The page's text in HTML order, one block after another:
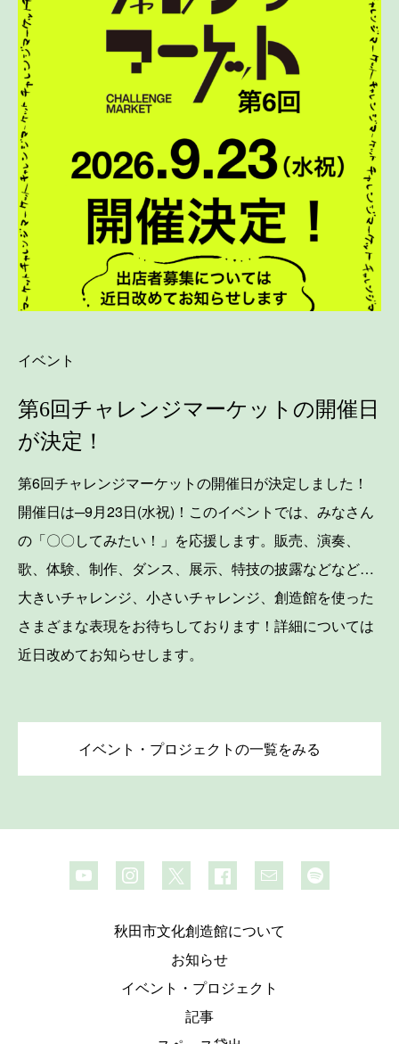
イベント
第6回チャレンジマーケットの開催日
が決定！
第6回チャレンジマーケットの開催日が決定しました！
開催日は─9月23日(水祝)！このイベントでは、みなさん
の「〇〇してみたい！」を応援します。販売、演奏、
歌、体験、制作、ダンス、展示、特技の披露などなど…
大きいチャレンジ、小さいチャレンジ、創造館を使った
さまざまな表現をお待ちしております！詳細については
近日改めてお知らせします。
イベント・プロジェクトの一覧をみる
秋田市文化創造館について
お知らせ
イベント・プロジェクト
記事